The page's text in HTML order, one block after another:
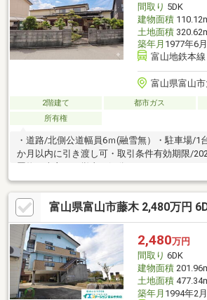
間取り 5DK
建物面積
土地面積
築年月 1977年6
富山地鉄本
富山県富山
2階建て 都市ガス
所有権
・道路/北側公道幅員6ｍ(融雪無）・駐車場/1
か月以内に引き渡し可・取引条件有効期限/
富山県富山市藤木 2,480万円
2,480万円
間取り 6DK
建物面積
土地面積
築年月 1994年2